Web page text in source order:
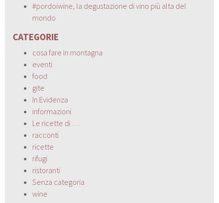
#pordoiwine, la degustazione di vino più alta del
mondo
CATEGORIE
cosa fare in montagna
eventi
food
gite
In Evidenza
informazioni
Le ricette di …
racconti
ricette
rifugi
ristoranti
Senza categoria
wine